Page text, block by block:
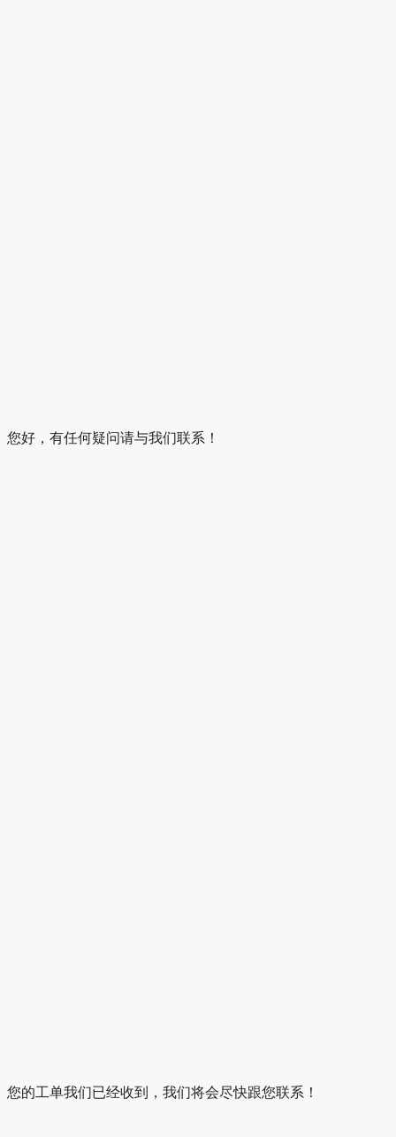
您好，有任何疑问请与我们联系！
您的工单我们已经收到，我们将会尽快跟您联系！